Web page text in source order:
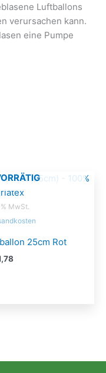
Luftballons
verursachen kann.
eine Pumpe
MwSt.
25cm Rot